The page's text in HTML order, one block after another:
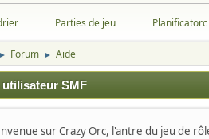
Parties de jeu Planificatorc
► Forum ► Aide
utilisateur SMF
sur Crazy Orc, l'antre du jeu de